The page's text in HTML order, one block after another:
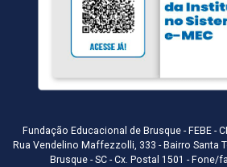
Fundação Educacional de Brusque - FEBE -
Rua Vendelino Maffezzolli, 333 - Bairro Santa
Brusque - SC - Cx. Postal 1501 - Fone/